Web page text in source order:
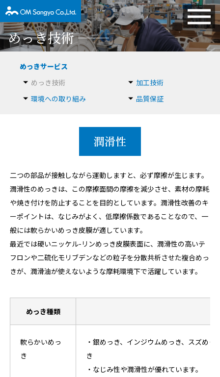
めっき技術
めっきサービス
めっき技術
加工技術
環境への取り組み
品質保証
潤滑性
二つの部品が接触しながら運動しますと、必ず摩擦が生じます。
潤滑性のめっきは、この摩擦面間の摩擦を減少させ、素材の摩耗
や焼き付けを防止することを目的としています。潤滑性改善のキ
ーポイントは、なじみがよく、低摩擦係数であることなので、一
般には軟らかいめっき皮膜が適しています。
最近では硬いニッケル-リンめっき皮膜表面に、潤滑性の高いテ
フロンや二硫化モリブデンなどの粒子を分散共析させた複合めっ
きが、潤滑油が使えないような摩耗環境下で活躍しています。
めっき種類
軟らかいめっ
き
・銀めっき、インジウムめっき、スズめ
き
・なじみ性や潤滑性が優れています。